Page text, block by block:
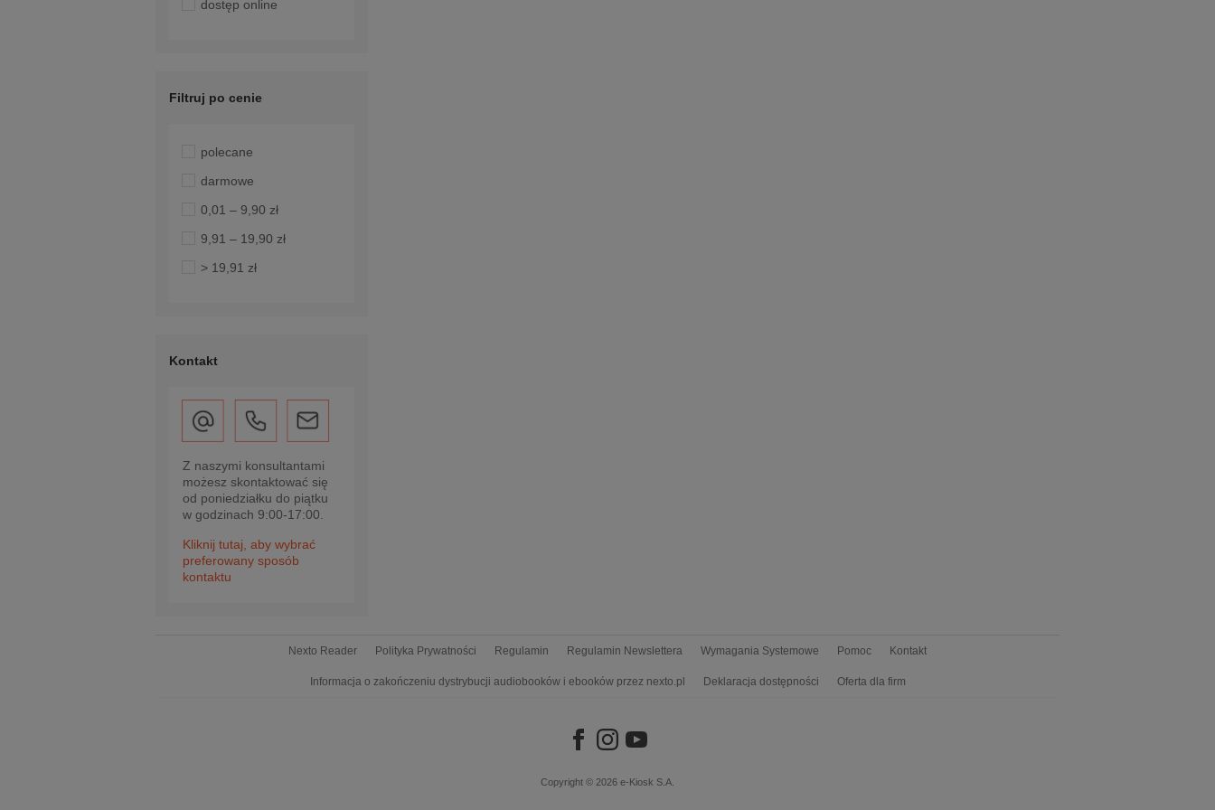
dostęp online
Filtruj po cenie
polecane
darmowe
0,01 – 9,90 zł
9,91 – 19,90 zł
> 19,91 zł
Kontakt
Z naszymi konsultantami
możesz skontaktować się
od poniedziałku do piątku
w godzinach 9:00-17:00.
Kliknij tutaj, aby wybrać
preferowany sposób
kontaktu
Nexto Reader Polityka Prywatności Regulamin Regulamin Newslettera Wymagania Systemowe Pomoc Kontakt
Informacja o zakończeniu dystrybucji audiobooków i ebooków przez nexto.pl Deklaracja dostępności Oferta dla firm
Copyright © 2026 e-Kiosk S.A.